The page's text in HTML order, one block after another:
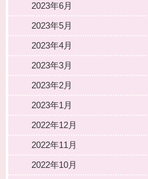
2023年6月
2023年5月
2023年4月
2023年3月
2023年2月
2023年1月
2022年12月
2022年11月
2022年10月